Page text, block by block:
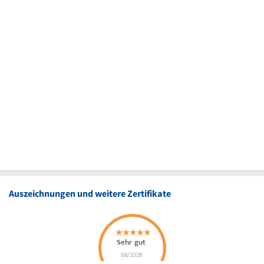
Auszeichnungen und weitere Zertifikate